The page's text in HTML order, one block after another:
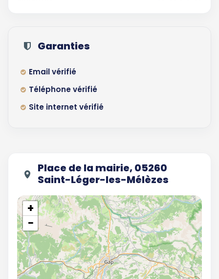
Garanties
Email vérifié
Téléphone vérifié
Site internet vérifié
Place de la mairie, 05260
Saint-Léger-les-Mélèzes
+
−